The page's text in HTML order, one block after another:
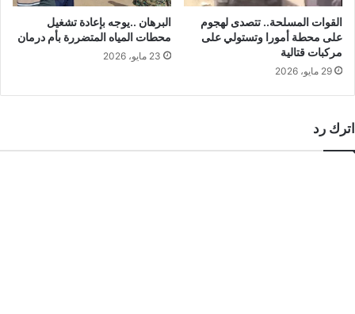
القوات المسلحة.. تتصدى لهجوم
على محطة أمورا وتستولي على
مركبات قتالية
29 مايو، 2026
البرهان ..يوجه بإعادة تشغيل
محطات المياه المتضررة بأم درمان
23 مايو، 2026
اترك رد